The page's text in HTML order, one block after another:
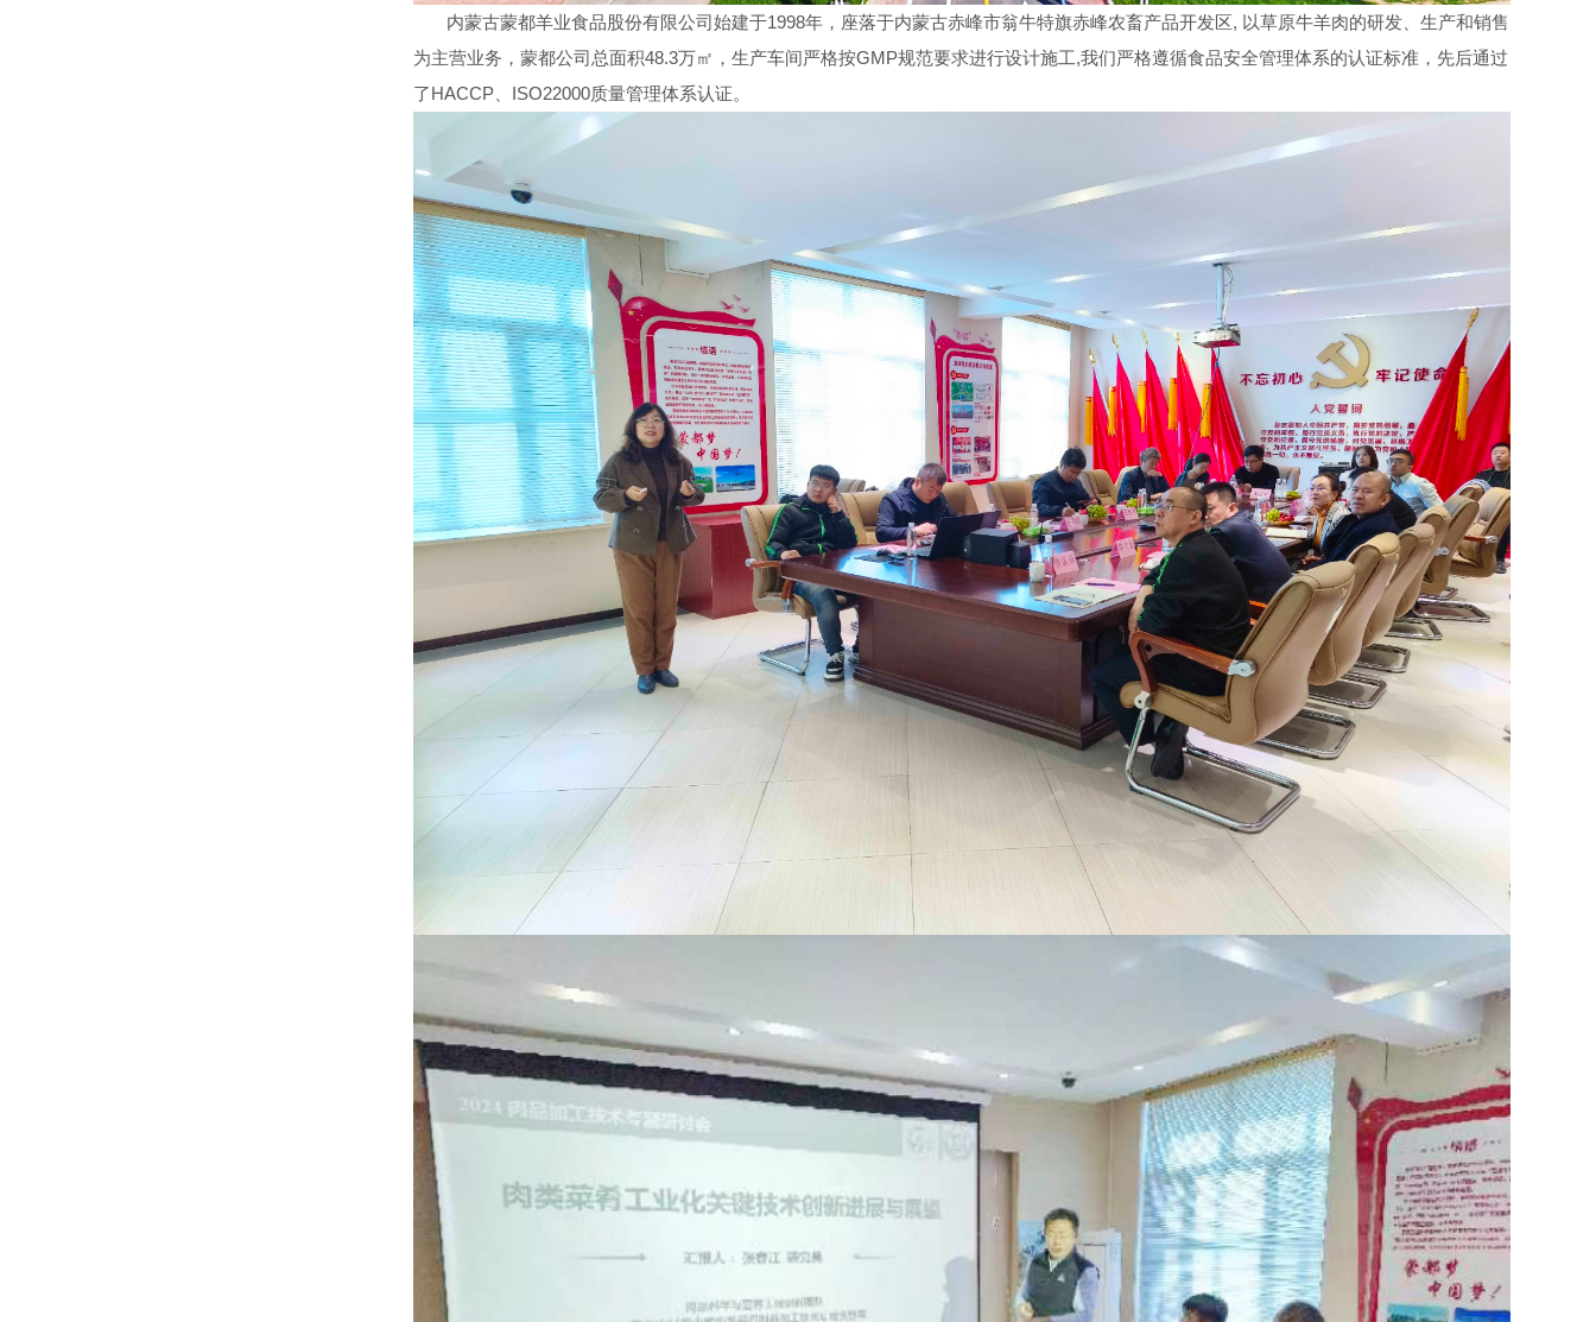
内蒙古蒙都羊业食品股份有限公司始建于1998年，座落于内蒙古赤峰市翁牛特旗赤峰农畜产品开发区, 以草原牛羊肉的研发、生产和销售
为主营业务，蒙都公司总面积48.3万㎡，生产车间严格按GMP规范要求进行设计施工,我们严格遵循食品安全管理体系的认证标准，先后通过
了HACCP、ISO22000质量管理体系认证。